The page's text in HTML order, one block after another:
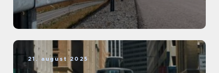
21. august 2025